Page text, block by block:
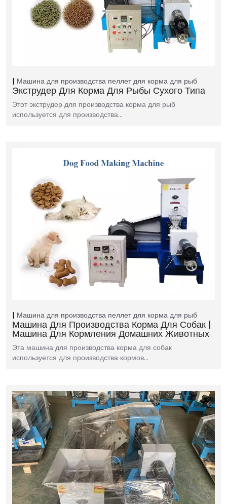
Машина для производства пеллет для корма для рыб
Экструдер Для Корма Для Рыбы Сухого Типа
Этот экструдер для производства корма для рыб
используется для производства…
Машина для производства пеллет для корма для рыб
Машина Для Производства Корма Для Собак |
Машина Для Кормления Домашних Животных
Эта машина для производства корма для собак
используется для производства кормов…